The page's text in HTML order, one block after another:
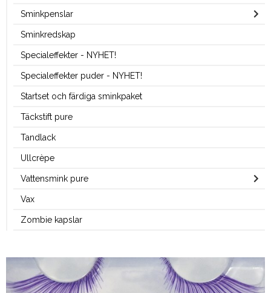
Sminkpenslar
Sminkredskap
Specialeffekter - NYHET!
Specialeffekter puder - NYHET!
Startset och färdiga sminkpaket
Täckstift pure
Tandlack
Ullcrèpe
Vattensmink pure
Vax
Zombie kapslar